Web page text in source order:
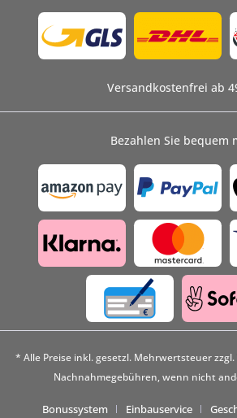
Versandkostenfrei ab
Bezahlen Sie bequem
* Alle Preise inkl. gesetzl. Mehrwertsteuer zzgl.
Nachnahmegebühren, wenn nicht
Bonussystem Einbauservice